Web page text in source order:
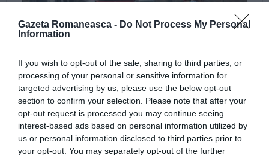
Gazeta Romaneasca - Do Not Process My Personal
Information
If you wish to opt-out of the sale, sharing to third parties, or
processing of your personal or sensitive information for
targeted advertising by us, please use the below opt-out
section to confirm your selection. Please note that after your
opt-out request is processed you may continue seeing
interest-based ads based on personal information utilized by
us or personal information disclosed to third parties prior to
your opt-out. You may separately opt-out of the further